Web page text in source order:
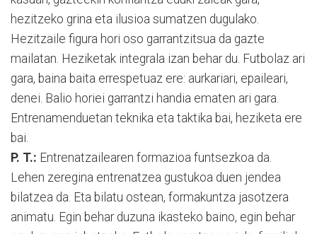
hezitzeko grina eta ilusioa sumatzen dugulako.
Hezitzaile figura hori oso garrantzitsua da gazte
mailatan. Heziketak integrala izan behar du. Futbolaz ari
gara, baina baita errespetuaz ere: aurkariari, epaileari,
denei. Balio horiei garrantzi handia ematen ari gara.
Entrenamenduetan teknika eta taktika bai, heziketa ere
bai.
P. T.: Entrenatzailearen formazioa funtsezkoa da.
Lehen zeregina entrenatzea gustukoa duen jendea
bilatzea da. Eta bilatu ostean, formakuntza jasotzera
animatu. Egin behar duzuna ikasteko baino, egin behar